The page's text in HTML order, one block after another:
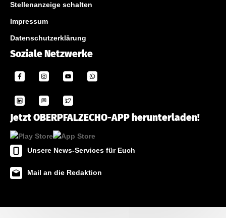
Stellenanzeige schalten
Impressum
Datenschutzerklärung
Soziale Netzwerke
Jetzt OBERPFALZECHO-APP herunterladen!
Unsere News-Services für Euch
Mail an die Redaktion